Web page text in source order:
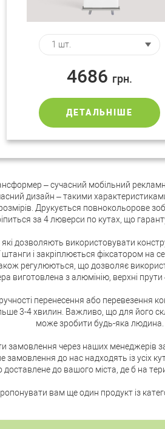
4686 грн.
ДЕТАЛЬНІШЕ
– сучасний мобільний
дизайн – такими
Друкується повнокольорове
за 4 люверси по кутах, що
дозволяють використовувати
і закріплюється фіксатором
регулюються, що дозволяє
виготовлена ​​з алюмінію, верхні прути
перенесення або перевезення
3-4 хвилин. Важливо, що для його
може зробити будь-яка людина.
замовлення через наших менеджерів
до нас надходять із усіх
до вашого міста, де б на
вам ще один продукт із